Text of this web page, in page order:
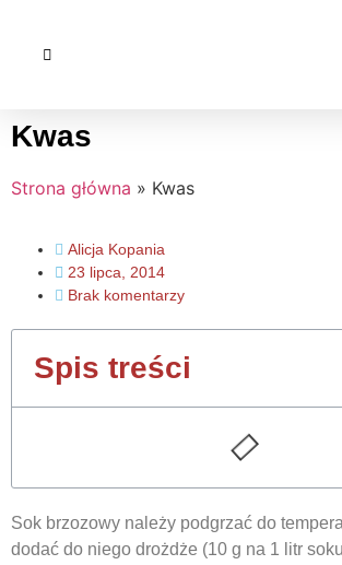
Kwas
Strona główna » Kwas
Alicja Kopania
23 lipca, 2014
Brak komentarzy
Spis treści
Sok brzozowy należy podgrzać do
dodać do niego drożdże (10 g na 1 litr